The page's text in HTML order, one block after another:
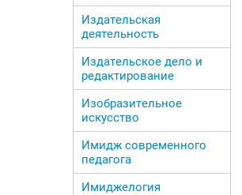
Издательская
деятельность
Издательское дело и
редактирование
Изобразительное
искусство
Имидж современного
педагога
Имиджелогия